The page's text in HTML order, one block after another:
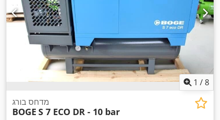
1 /8
מדחס בורג
BOGE S 7 ECO DR - 10 bar